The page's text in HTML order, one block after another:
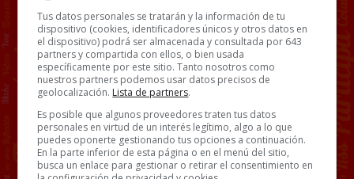
Tus datos personales se tratarán y la información de tu
dispositivo (cookies, identificadores únicos y otros datos en
el dispositivo) podrá ser almacenada y consultada por 643
partners y compartida con ellos, o bien usada
específicamente por este sitio. Tanto nosotros como
nuestros partners podemos usar datos precisos de
geolocalización. Lista de partners.
Es posible que algunos proveedores traten tus datos
personales en virtud de un interés legítimo, algo a lo que
puedes oponerte gestionando tus opciones a continuación.
En la parte inferior de esta página o en el menú del sitio,
busca un enlace para gestionar o retirar el consentimiento en